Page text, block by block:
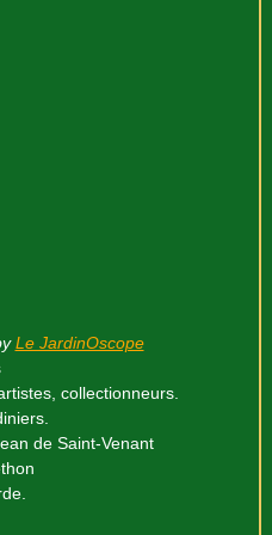
Le JardinOscope
collectionneurs.
de Saint-Venant